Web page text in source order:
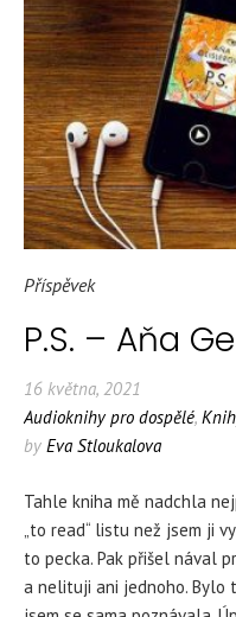
Příspěvek
P.S. – Aňa
16 května, 2021
Audioknihy pro dospělé,
by Eva Stloukalova
Tahle kniha mě nadchla
„to read“ listu než jsem ji
to pecka. Pak přišel nával
a nelituji ani jednoho. Bylo